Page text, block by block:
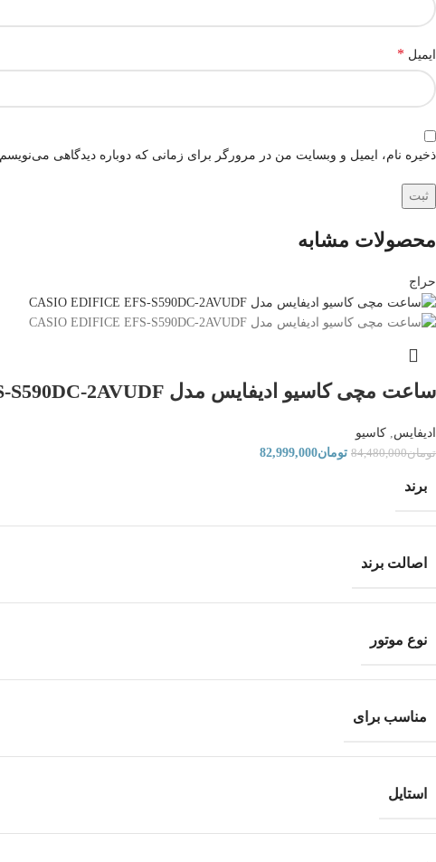
ایمیل *
ذخیره نام، ایمیل و وبسایت من در مرورگر برای زمانی که دوباره دیدگاهی می‌نویسم.
محصولات مشابه
حراج
ساعت مچی کاسیو ادیفایس مدل CASIO EDIFICE EFS-S590DC-2AVUDF
ادیفایس, کاسیو
تومان84,480,000 تومان82,999,000
برند
اصالت برند
نوع موتور
مناسب برای
استایل